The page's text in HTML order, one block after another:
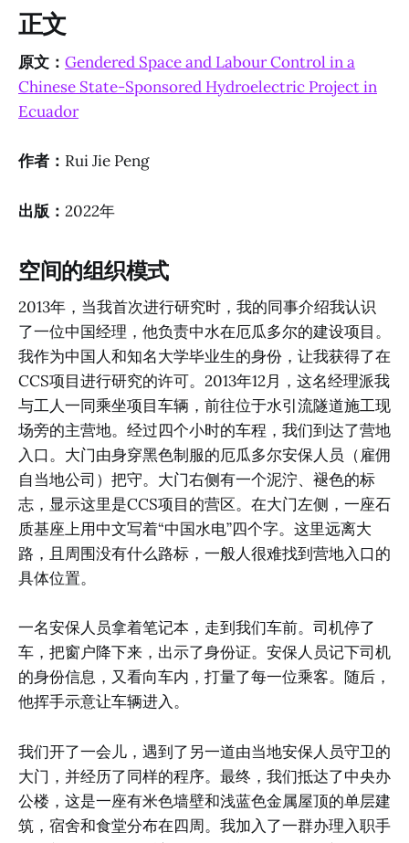
正文
原文： Gendered Space and Labour Control in a
Chinese State-Sponsored Hydroelectric Project in
Ecuador
作者： Rui Jie Peng
出版： 2022年
空间的组织模式
2013年，当我首次进行研究时，我的同事介绍我认识
了一位中国经理，他负责中水在厄瓜多尔的建设项目。
我作为中国人和知名大学毕业生的身份，让我获得了在
CCS项目进行研究的许可。2013年12月，这名经理派我
与工人一同乘坐项目车辆，前往位于水引流隧道施工现
场旁的主营地。经过四个小时的车程，我们到达了营地
入口。大门由身穿黑色制服的厄瓜多尔安保人员（雇佣
自当地公司）把守。大门右侧有一个泥泞、褪色的标
志，显示这里是CCS项目的营区。在大门左侧，一座石
质基座上用中文写着“中国水电”四个字。这里远离大
路，且周围没有什么路标，一般人很难找到营地入口的
具体位置。
一名安保人员拿着笔记本，走到我们车前。司机停了
车，把窗户降下来，出示了身份证。安保人员记下司机
的身份信息，又看向车内，打量了每一位乘客。随后，
他挥手示意让车辆进入。
我们开了一会儿，遇到了另一道由当地安保人员守卫的
大门，并经历了同样的程序。最终，我们抵达了中央办
公楼，这是一座有米色墙壁和浅蓝色金属屋顶的单层建
筑，宿舍和食堂分布在四周。我加入了一群办理入职手